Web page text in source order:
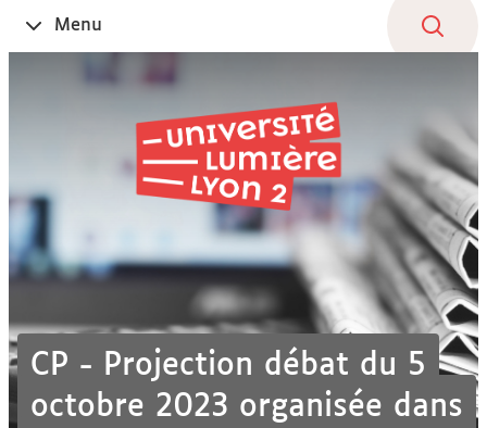
Ouvrir
le
Menu
CP - Projection débat du 5
octobre 2023 organisée dans